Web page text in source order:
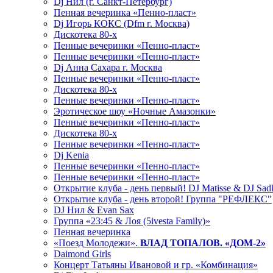
Пенная вечеринка «Пенно-пласт»
Dj Игорь КОКС (Dfm г. Москва)
Дискотека 80-х
Пенные вечеринки «Пенно-пласт»
Пенные вечеринки «Пенно-пласт»
Dj Анна Сахара г. Москва
Пенные вечеринки «Пенно-пласт»
Дискотека 80-х
Пенные вечеринки «Пенно-пласт»
Эротическое шоу «Ночные Амазонки»
Пенные вечеринки «Пенно-пласт»
Дискотека 80-х
Пенные вечеринки «Пенно-пласт»
Dj Kenia
Пенные вечеринки «Пенно-пласт»
Пенные вечеринки «Пенно-пласт»
Открытие клуба - день первый! DJ Matisse & DJ
Открытие клуба - день второй! Группа "РЕФЛЕКС"
DJ Нил & Evan Sax
Группа «23:45 & Лоя (5ivesta Family)»
Пенная вечеринка
«Поезд Молодежи». ВЛАД ТОПАЛОВ. «ДОМ-2»
Daimond Girls
Концерт Татьяны Ивановой и гр. «Комбинация»